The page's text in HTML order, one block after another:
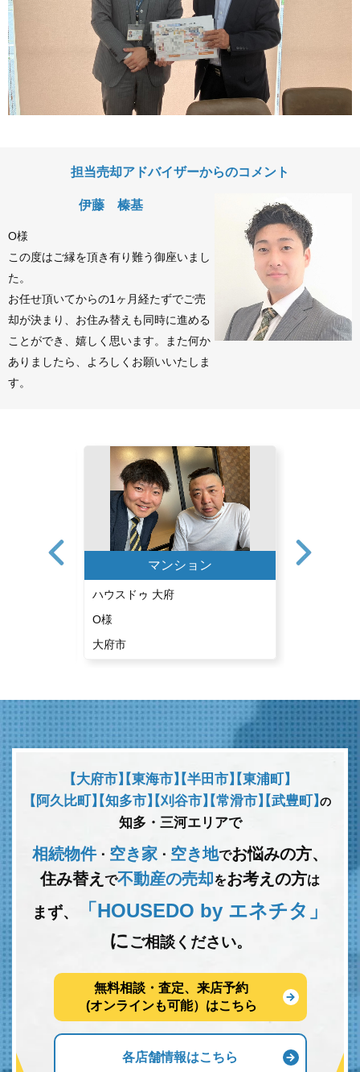
担当売却アドバイザーからのコメント
伊藤 榛基
O様
この度はご縁を頂き有り難う御座いまし
た。
お任せ頂いてからの1ヶ月経たずでご売
却が決まり、お住み替えも同時に進める
ことができ、嬉しく思います。また何か
ありましたら、よろしくお願いいたしま
す。
マンション
ハウスドゥ 大府
O様
大府市
【大府市】【東海市】【半田市】【東浦町】
【阿久比町】【知多市】【刈谷市】【常滑市】【武豊町】の
知多・三河エリアで
相続物件･ 空き家 ･ 空き地でお悩みの方、
住み替え で不動産の売却をお考えの方は
まず、
「HOUSEDO by エネチタ」
にご相談ください。
無料相談・査定、来店予約
(オンラインも可能）はこちら
各店舗情報はこちら